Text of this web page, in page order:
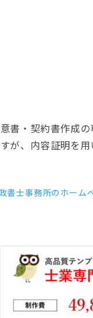
書・契約書作成
が、内容証明を
書士事務所のホーム